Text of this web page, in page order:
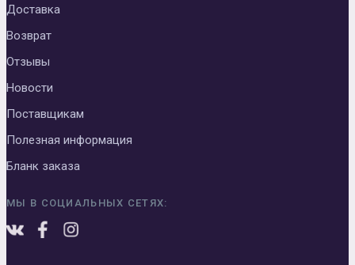
Доставка
Возврат
Отзывы
Новости
Поставщикам
Полезная информация
Бланк заказа
МЫ В СОЦИАЛЬНЫХ СЕТЯХ: